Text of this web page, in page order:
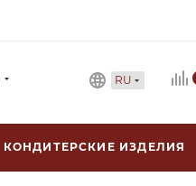
RU
КОНДИТЕРСКИЕ ИЗДЕЛИЯ